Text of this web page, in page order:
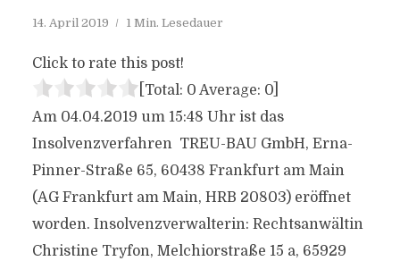
14. April 2019 1 Min. Lesedauer
Click to rate this post!
[Total: 0 Average: 0]
Am 04.04.2019 um 15:48 Uhr ist das
Insolvenzverfahren TREU-BAU GmbH, Erna-
Pinner-Straße 65, 60438 Frankfurt am Main
(AG Frankfurt am Main, HRB 20803) eröffnet
worden. Insolvenzverwalterin: Rechtsanwältin
Christine Tryfon, Melchiorstraße 15 a, 65929